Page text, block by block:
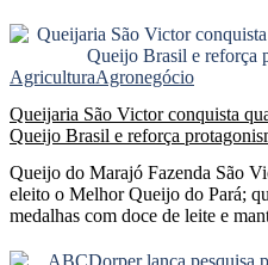
AgriculturaAgronegócio
Queijaria São Victor conquista
Queijo Brasil e reforça
Queijo do Marajó Fazenda São
eleito o Melhor Queijo do Pará;
medalhas com doce de leite e